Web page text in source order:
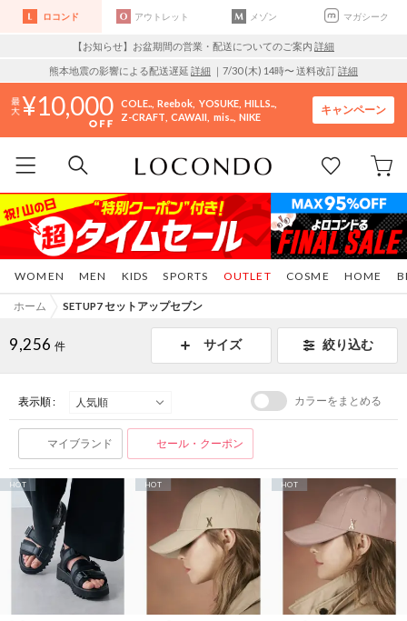
ロコンド アウトレット メゾン マガシーク
【お知らせ】お盆期間の営業・配送についてのご案内 詳細
熊本地震の影響による配送遅延 詳細 ｜7/30 (木) 14時〜 送料改訂詳細
10,000 COLE.. Reebok YOSUKE HILLS..
Z-CRAFT CAWAII mis.. NIKE
キャンペーン
WOMEN MEN KIDS SPORTS COSME HOME
OUTLET
ホーム SETUP7 セットアップセブン
9,256 件 サイズ 絞り込む
表示順 : カラーをまとめる
マイブランド セール・クーポン
HOT HOT HOT